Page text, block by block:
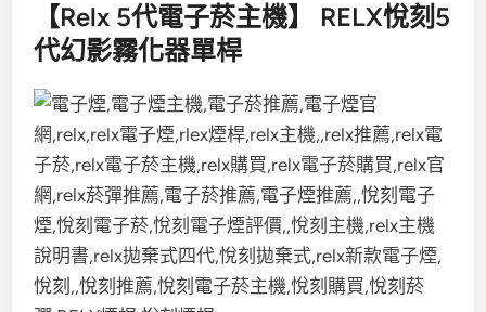
【Relx 5代電子菸主機】 RELX悅刻5
代幻影霧化器單桿